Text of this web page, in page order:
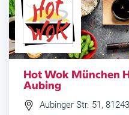
Hot Wok München
Aubing
Aubinger Str. 51,